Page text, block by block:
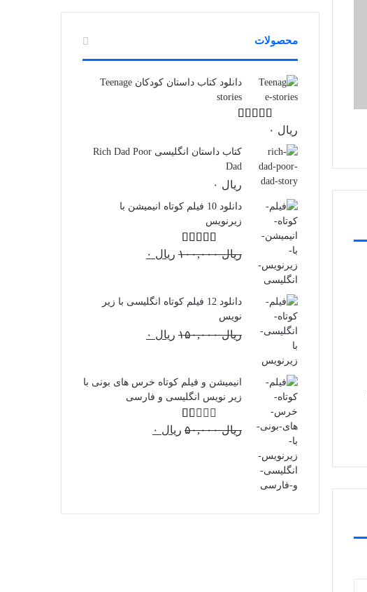
محصولات
دانلود کتاب داستان کودکان Teenage
stories
نمره 5.00 ریال
کتاب داستان انگلیسی Rich Dad Poor
Dad
ریال
دانلود 10 فیلم کوتاه انیمیشن با
زیرنویس
نمره4.50
ریال۱۰۰,۰۰۰
قیمت
بود.
ریال
دانلود 12 فیلم کوتاه انگلیسی با زیر
نویس
ریال۱۵۰,۰۰۰
قیمت
بود.
ریال
انیمیشن و فیلم کوتاه خرس های بونی با
زیر نویس انگلیسی و فارسی
نم
ریال۵۰,۰۰۰
قیمت
ریال